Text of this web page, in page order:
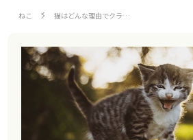
ねこ 猫はどんな理由でクラ…